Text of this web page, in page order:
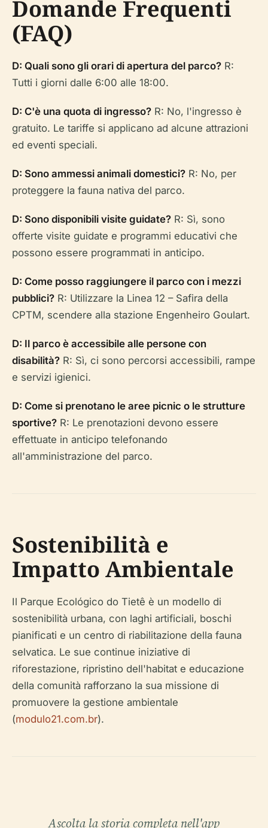
Domande Frequenti
(FAQ)
D: Quali sono gli orari di apertura del parco? R:
Tutti i giorni dalle 6:00 alle 18:00.
D: C'è una quota di ingresso? R: No, l'ingresso è
gratuito. Le tariffe si applicano ad alcune attrazioni
ed eventi speciali.
D: Sono ammessi animali domestici? R: No, per
proteggere la fauna nativa del parco.
D: Sono disponibili visite guidate? R: Sì, sono
offerte visite guidate e programmi educativi che
possono essere programmati in anticipo.
D: Come posso raggiungere il parco con i mezzi
pubblici? R: Utilizzare la Linea 12 – Safira della
CPTM, scendere alla stazione Engenheiro Goulart.
D: Il parco è accessibile alle persone con
disabilità? R: Sì, ci sono percorsi accessibili, rampe
e servizi igienici.
D: Come si prenotano le aree picnic o le strutture
sportive? R: Le prenotazioni devono essere
effettuate in anticipo telefonando
all'amministrazione del parco.
Sostenibilità e
Impatto Ambientale
Il Parque Ecológico do Tietê è un modello di
sostenibilità urbana, con laghi artificiali, boschi
pianificati e un centro di riabilitazione della fauna
selvatica. Le sue continue iniziative di
riforestazione, ripristino dell'habitat e educazione
della comunità rafforzano la sua missione di
promuovere la gestione ambientale
(modulo21.com.br).
Ascolta la storia completa nell'app